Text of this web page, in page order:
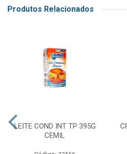
Produtos Relacionados
LEITE COND INT TP 395G
CEMIL